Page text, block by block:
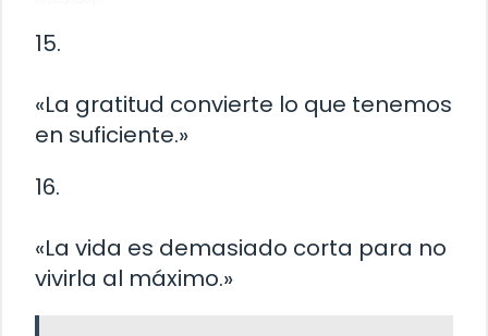
15.
«La gratitud convierte lo que tenemos
en suficiente.»
16.
«La vida es demasiado corta para no
vivirla al máximo.»